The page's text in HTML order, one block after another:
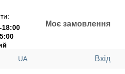
18:00
Моє замовлення
UA Вхід